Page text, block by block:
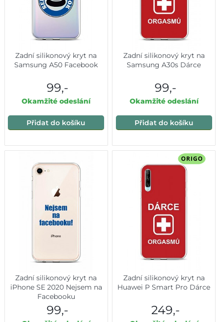
Zadní silikonový kryt na
Samsung A50 Facebook
99,-
Okamžité odeslání
Přidat do košíku
Zadní silikonový kryt na
Samsung A30s Dárce
99,-
Okamžité odeslání
Přidat do košíku
Zadní silikonový kryt na
iPhone SE 2020 Nejsem na
Facebooku
99,-
Zadní silikonový kryt na
Huawei P Smart Pro Dárce
249,-